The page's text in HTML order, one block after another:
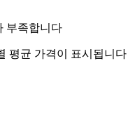
부족합니다
평균 가격이 표시됩니다